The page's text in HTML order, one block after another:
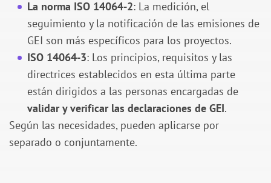
La norma ISO 14064-2: La medición, el
seguimiento y la notificación de las emisiones de
GEI son más específicos para los proyectos.
ISO 14064-3: Los principios, requisitos y las
directrices establecidos en esta última parte
están dirigidos a las personas encargadas de
validar y verificar las declaraciones de GEI.
Según las necesidades, pueden aplicarse por
separado o conjuntamente.